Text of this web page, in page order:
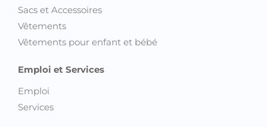
Sacs et Accessoires
Vêtements
Vêtements pour enfant et bébé
Emploi et Services
Emploi
Services